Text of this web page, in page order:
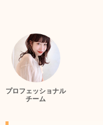
プロフェッショナル
チーム